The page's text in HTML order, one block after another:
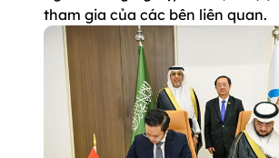
tham gia của các bên liên quan.